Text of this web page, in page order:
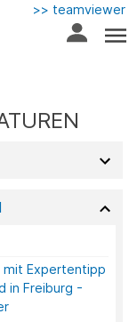
>> teamviewer
mit Expertentipp
in Freiburg -